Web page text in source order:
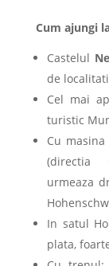
Cum ajungi
Castelul
de
Cel mai
turistic
Cu
(directia
urmeaza
In satul
plata,